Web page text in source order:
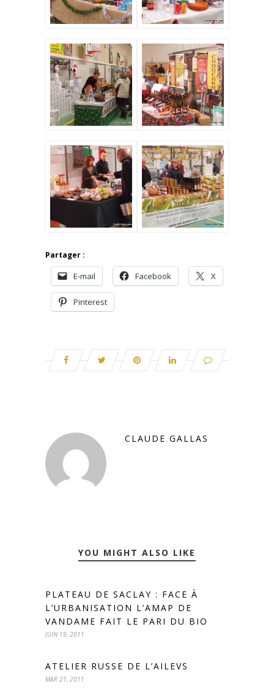
Partager :
E-mail Facebook X
Pinterest
CLAUDE GALLAS
YOU MIGHT ALSO LIKE
PLATEAU DE SACLAY : FACE À
L’URBANISATION L’AMAP DE
VANDAME FAIT LE PARI DU BIO
JUIN 19, 2011
ATELIER RUSSE DE L’AILEVS
MAR 21, 2011